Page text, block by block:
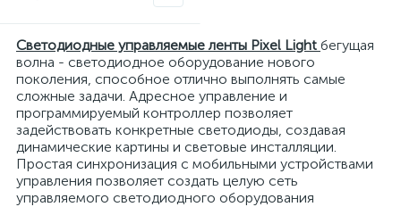
Светодиодные управляемые ленты Pixel Light бегущая
волна - светодиодное оборудование нового
поколения, способное отлично выполнять самые
сложные задачи. Адресное управление и
программируемый контроллер позволяет
задействовать конкретные светодиоды, создавая
динамические картины и световые инсталляции.
Простая синхронизация с мобильными устройствами
управления позволяет создать целую сеть
управляемого светодиодного оборудования